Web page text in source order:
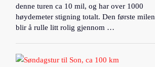
denne turen ca 10 mil, og har over 1000
høydemeter stigning totalt. Den første milen
blir å rulle litt rolig gjennom …